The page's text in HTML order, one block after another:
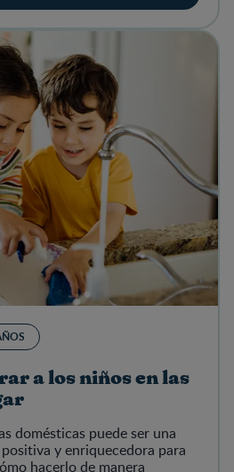
a los niños en las
domésticas puede ser una
y enriquecedora para
hacerlo de manera